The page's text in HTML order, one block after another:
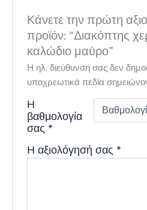
Κάνετε την πρώτη
προϊόν: “Διακόπτης
καλώδιο μαύρο”
Η ηλ. διεύθυνση σας δεν
υποχρεωτικά πεδία
Η
βαθμολογία
σας*
Η αξιολόγησή σας*